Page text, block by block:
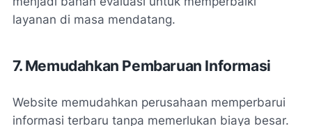
layanan di masa mendatang.
7. Memudahkan Pembaruan Informasi
Website memudahkan perusahaan memperbarui
informasi terbaru tanpa memerlukan biaya besar.